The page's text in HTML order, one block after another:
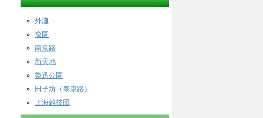
外灘
豫園
南京路
新天地
魯迅公園
田子坊（泰康路）
上海雑技団